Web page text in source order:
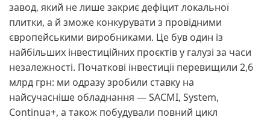
завод, який не лише закриє дефіцит локальної
плитки, а й зможе конкурувати з провідними
європейськими виробниками. Це був один із
найбільших інвестиційних проєктів у галузі за часи
незалежності. Початкові інвестиції перевищили 2,6
млрд грн: ми одразу зробили ставку на
найсучасніше обладнання — SACMI, System,
Continua+, а також побудували повний цикл